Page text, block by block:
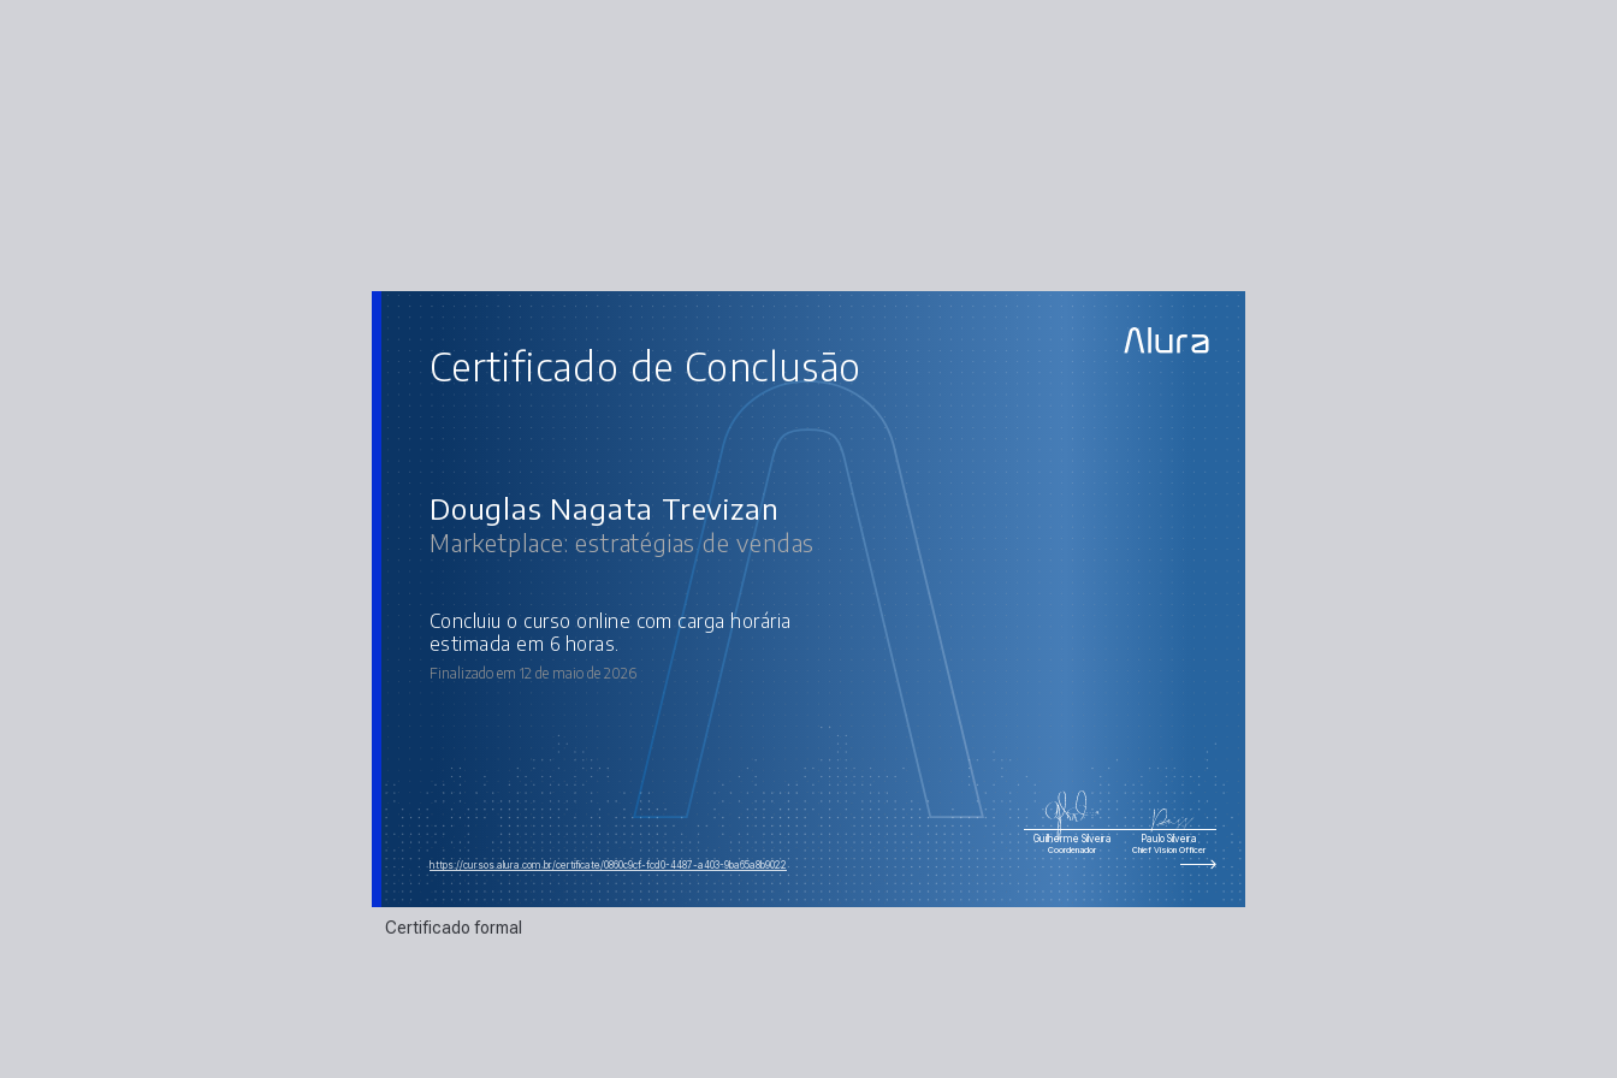
Certificado de Conclusão
Douglas Nagata Trevizan
Marketplace: estratégias de vendas
concluiu o curso online com carga horária
estimada em 6 horas.
Finalizado em 12 de maio de 2026
Guilherme Silveira
Coordenador
Paulo Silveira
Chief Vision Officer
https://cursos.alura.com.br/certificate/0860c9cf-fcd0-4487-a403-9ba65a8b9022
AULAS DO CURSO
Marketplace: estratégias de vendas
E-commerce ou Marketplace
Rankear no marketplace
Certificado formal